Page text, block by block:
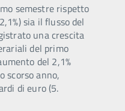
semestre rispetto
sia il flusso del
una crescita
del primo
del 2,1%
scorso anno,
di euro (5.